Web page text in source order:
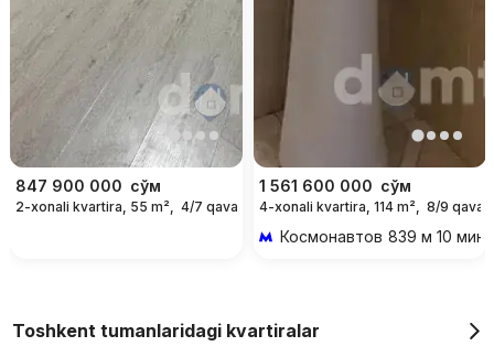
847 900 000 сўм
2-xonali kvartira, 55 m², 4/7 qavat
1 561 600 000 сўм
4-xonali kvartira, 114 m², 8/9 qavat
Космонавтов 839 м 10 мин
Toshkent tumanlaridagi kvartiralar